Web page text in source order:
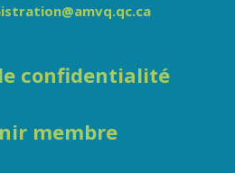
confidentialité
membre